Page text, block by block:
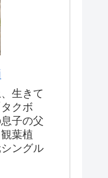
生きて
クボ
子の父
葉植
ングル